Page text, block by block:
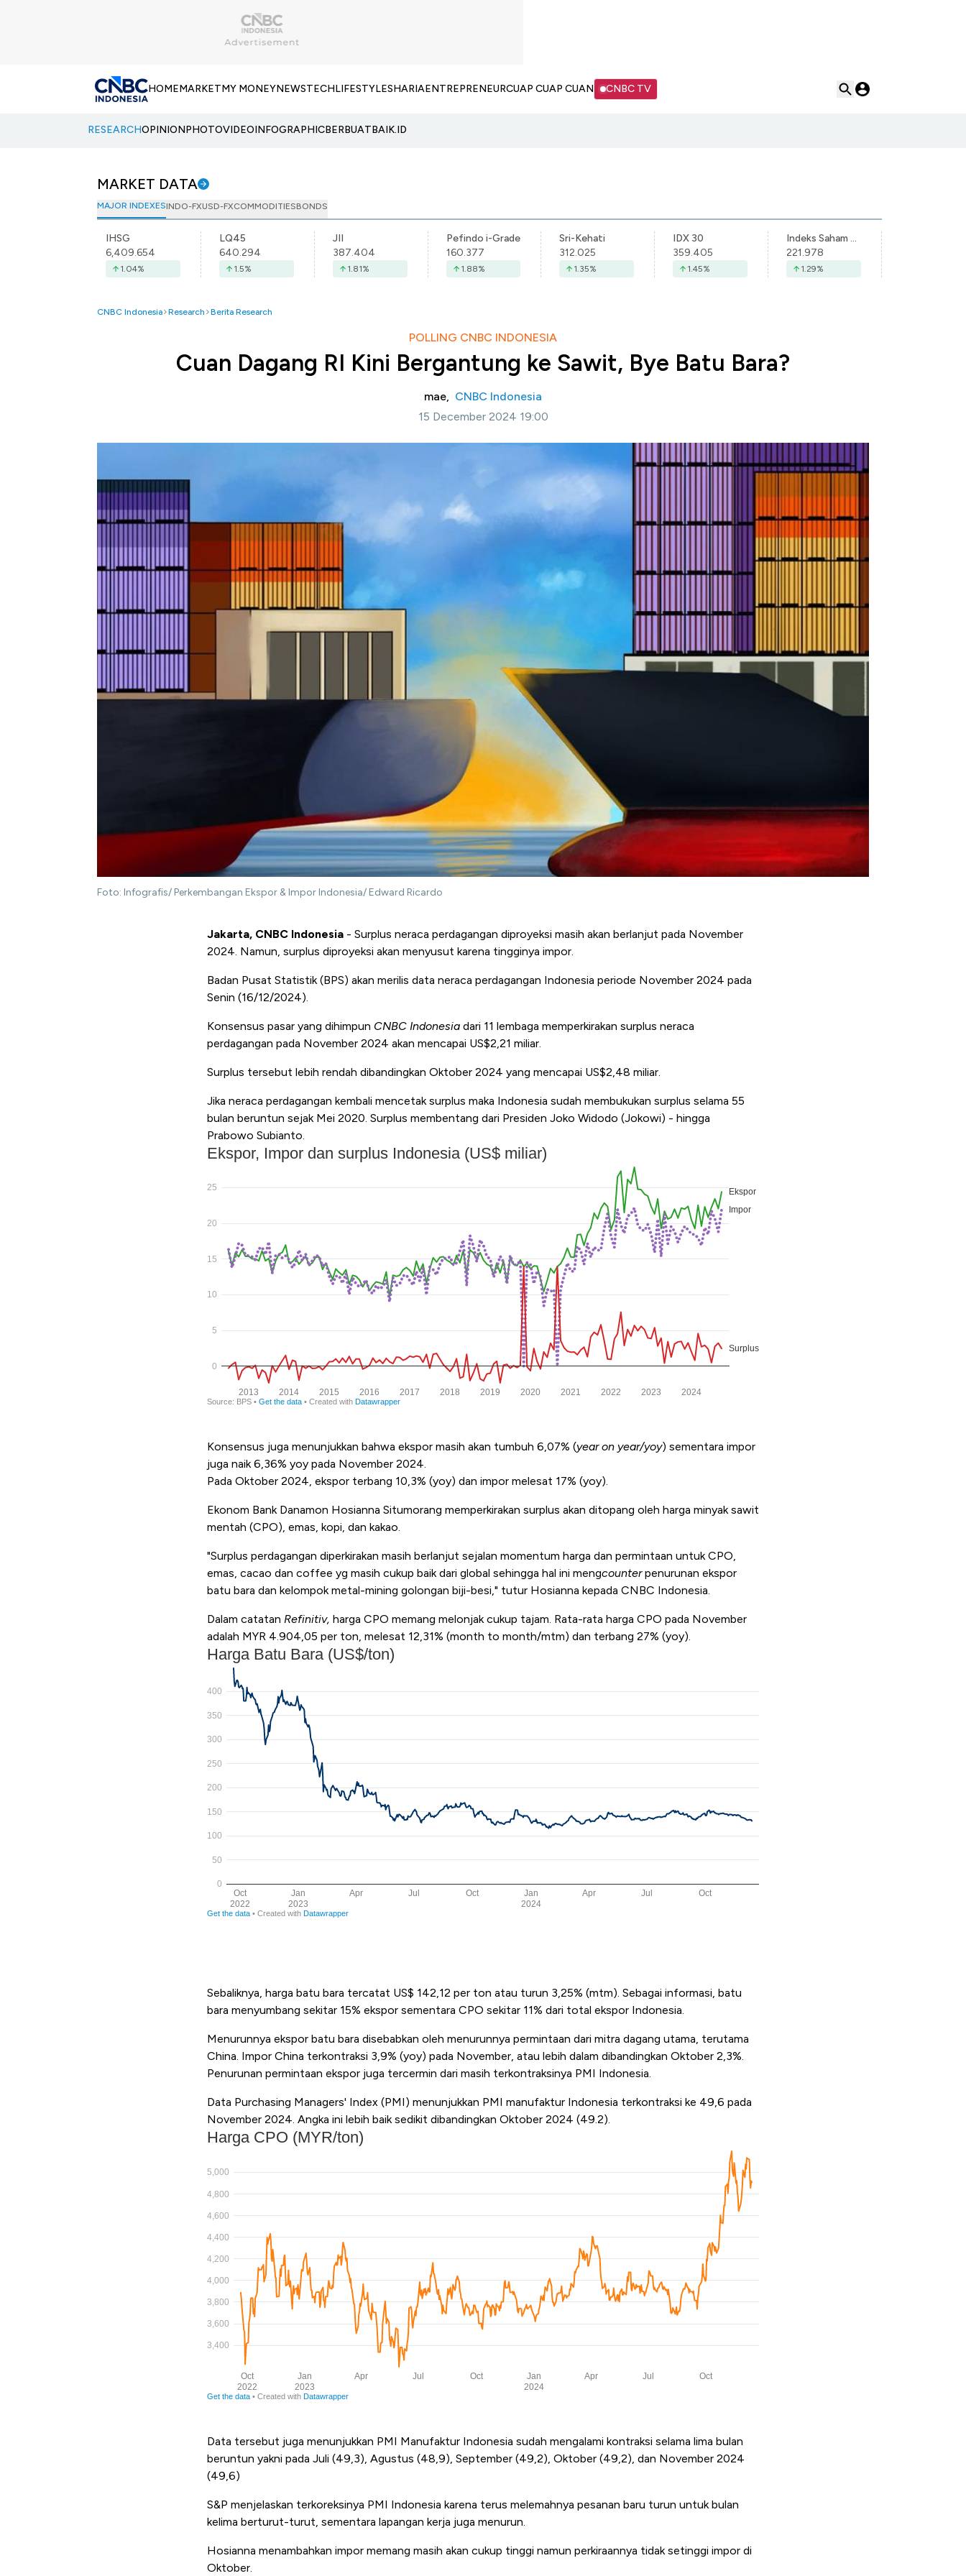
HOMEMARKETMY MONEYNEWSTECHLIFESTYLESHARIAENTREPRENEURCUAP CUAP CUAN CNBC TV
RESEARCHOPINIONPHOTOVIDEOINFOGRAPHICBERBUATBAIK.ID
MARKET DATA
MAJOR INDEXESINDO-FXUSD-FXCOMMODITIESBONDS
IHSG
6,409.654
1.04%
LQ45
640.294
1.5%
JII
387.404
1.81%
Pefindo i-Grade
160.377
1.88%
Sri-Kehati
312.025
1.35%
IDX 30
359.405
1.45%
Indeks Saham Syariah Indonesia
221.978
1.29%
CNBC Indonesia Research Berita Research
POLLING CNBC INDONESIA
Cuan Dagang RI Kini Bergantung ke Sawit, Bye Batu Bara?
mae, CNBC Indonesia
15 December 2024 19:00
Foto: Infografis/ Perkembangan Ekspor & Impor Indonesia/ Edward Ricardo
Jakarta, CNBC Indonesia - Surplus neraca perdagangan diproyeksi masih akan berlanjut pada November
2024. Namun, surplus diproyeksi akan menyusut karena tingginya impor.
Badan Pusat Statistik (BPS) akan merilis data neraca perdagangan Indonesia periode November 2024 pada
Senin (16/12/2024).
Konsensus pasar yang dihimpun CNBC Indonesia dari 11 lembaga memperkirakan surplus neraca
perdagangan pada November 2024 akan mencapai US$2,21 miliar.
Surplus tersebut lebih rendah dibandingkan Oktober 2024 yang mencapai US$2,48 miliar.
Jika neraca perdagangan kembali mencetak surplus maka Indonesia sudah membukukan surplus selama 55
bulan beruntun sejak Mei 2020. Surplus membentang dari Presiden Joko Widodo (Jokowi) - hingga
Prabowo Subianto.
Konsensus juga menunjukkan bahwa ekspor masih akan tumbuh 6,07% (year on year/yoy) sementara impor
juga naik 6,36% yoy pada November 2024.
Pada Oktober 2024, ekspor terbang 10,3% (yoy) dan impor melesat 17% (yoy).
Ekonom Bank Danamon Hosianna Situmorang memperkirakan surplus akan ditopang oleh harga minyak sawit
mentah (CPO), emas, kopi, dan kakao.
"Surplus perdagangan diperkirakan masih berlanjut sejalan momentum harga dan permintaan untuk CPO,
emas, cacao dan coffee yg masih cukup baik dari global sehingga hal ini mengcounterpenurunan ekspor
batu bara dan kelompok metal-mining golongan biji-besi," tutur Hosianna kepada CNBC Indonesia.
Dalam catatan Refinitiv, harga CPO memang melonjak cukup tajam. Rata-rata harga CPO pada November
adalah MYR 4.904,05 per ton, melesat 12,31% (month to month/mtm) dan terbang 27% (yoy).
Sebaliknya, harga batu bara tercatat US$ 142,12 per ton atau turun 3,25% (mtm). Sebagai informasi, batu
bara menyumbang sekitar 15% ekspor sementara CPO sekitar 11% dari total ekspor Indonesia.
Menurunnya ekspor batu bara disebabkan oleh menurunnya permintaan dari mitra dagang utama, terutama
China. Impor China terkontraksi 3,9% (yoy) pada November, atau lebih dalam dibandingkan Oktober 2,3%.
Penurunan permintaan ekspor juga tercermin dari masih terkontraksinya PMI Indonesia.
Data Purchasing Managers' Index (PMI) menunjukkan PMI manufaktur Indonesia terkontraksi ke 49,6 pada
November 2024. Angka ini lebih baik sedikit dibandingkan Oktober 2024 (49.2).
Data tersebut juga menunjukkan PMI Manufaktur Indonesia sudah mengalami kontraksi selama lima bulan
beruntun yakni pada Juli (49,3), Agustus (48,9), September (49,2), Oktober (49,2), dan November 2024
(49,6)
S&P menjelaskan terkoreksinya PMI Indonesia karena terus melemahnya pesanan baru turun untuk bulan
kelima berturut-turut, sementara lapangan kerja juga menurun.
Hosianna menambahkan impor memang masih akan cukup tinggi namun perkiraannya tidak setinggi impor di
Oktober.